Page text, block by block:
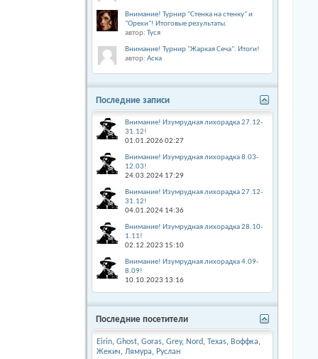
Внимание! Турнир "Стенка на стенку" и
"Орехи"! Итоговые результаты.
автор: Туся
Внимание! Турнир "Жаркая Сеча". Итоги!
автор: Аска
Последние записи
Внимание! Изумрудная лихорадка 27.12-
31.12!
01.01.202602:27
Внимание! Изумрудная лихорадка 8.03-
12.03!
24.03.2024 17:29
Внимание! Изумрудная лихорадка 27.12-
31.12!
04.01.2024 14:36
Внимание! Изумрудная лихорадка 28.10-
1.11!
02.12.2023 15:10
Внимание! Изумрудная лихорадка 4.09-
8.09!
10.10.2023 13:16
Последние посетители
Eirin, Ghost, Goras, Grey, Nord, Texas, Воффка,
Жекич, Лямура, Руслан